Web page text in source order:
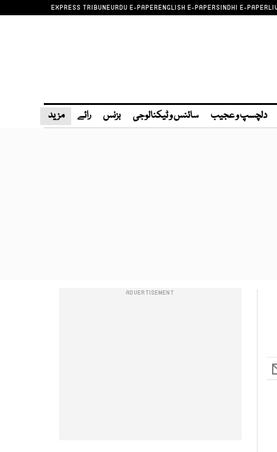
EXPRESS TRIBUNEURDU E-PAPERENGLISH E-PAPERSINDHI E-PAPER
دلچسپ و عجیب سائنس و ٹیکنالوجی بزنس رائے مزید